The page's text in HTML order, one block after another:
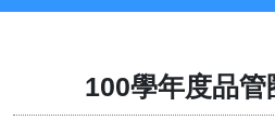
100學年度品